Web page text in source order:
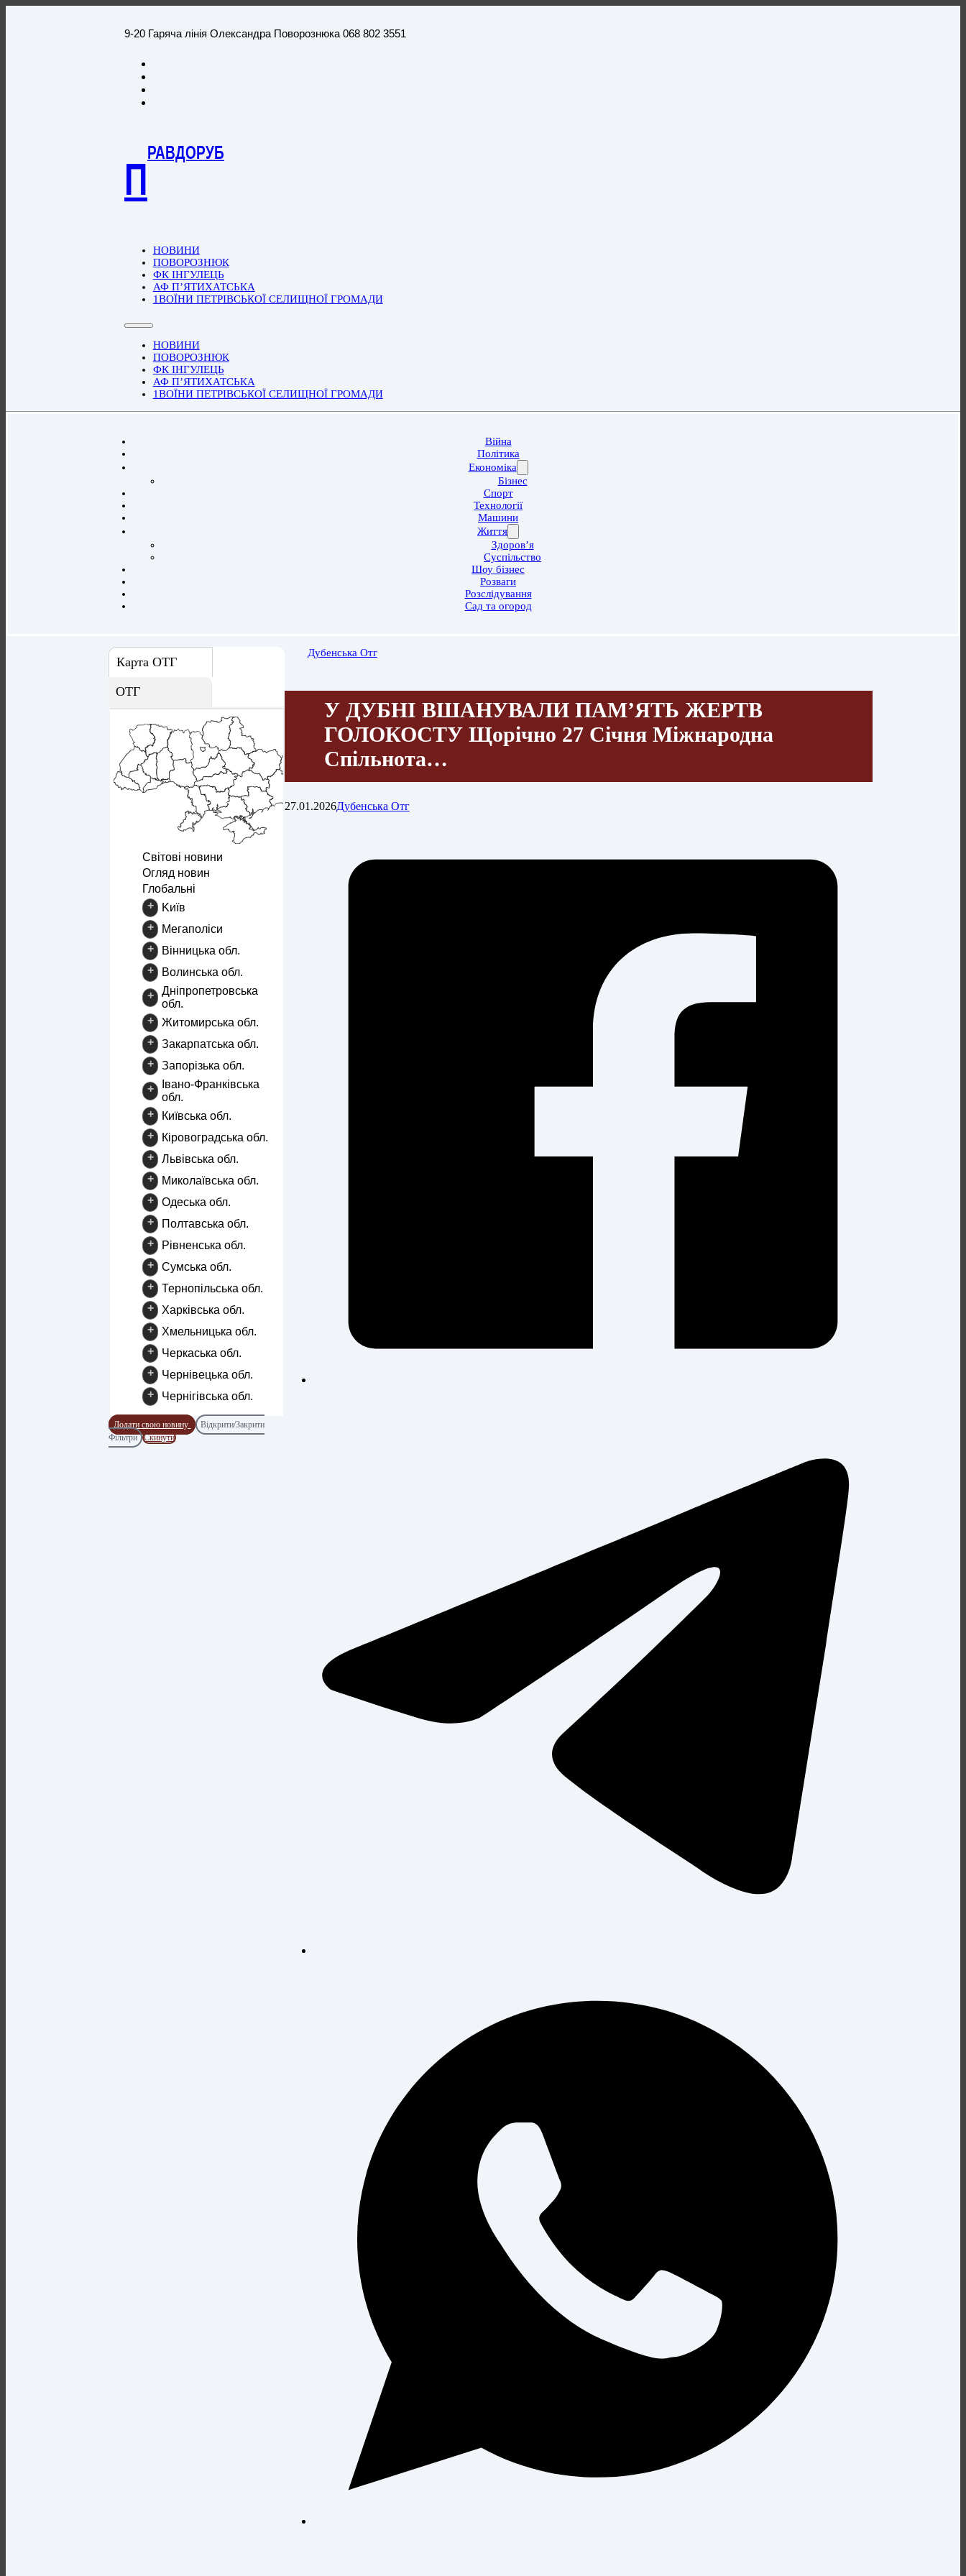
9-20 Гаряча лінія Олександра Поворознюка 068 802 3551
П
РАВДОРУБ
НОВИНИ
ПОВОРОЗНЮК
ФК ІНГУЛЕЦЬ
АФ П’ЯТИХАТСЬКА
1ВОЇНИ ПЕТРІВСЬКОЇ СЕЛИЩНОЇ ГРОМАДИ
НОВИНИ
ПОВОРОЗНЮК
ФК ІНГУЛЕЦЬ
АФ П’ЯТИХАТСЬКА
1ВОЇНИ ПЕТРІВСЬКОЇ СЕЛИЩНОЇ ГРОМАДИ
Війна
Політика
Економіка
Бізнес
Спорт
Технології
Машини
Життя
Здоров’я
Суспільство
Шоу бізнес
Розваги
Розслідування
Сад та огород
Карта ОТГ
ОТГ
Світові новини
Огляд новин
Глобальні
+
Kиїв
+
Mегаполіси
+
Вінницька обл.
+
Волинська обл.
+
Дніпропетровська
обл.
+
Житомирська обл.
+
Закарпатська обл.
+
Запорізька обл.
+
Івано-Франківська
обл.
+
Київська обл.
+
Кіровоградська обл.
+
Львівська обл.
+
Миколаївська обл.
+
Одеська обл.
+
Полтавська обл.
+
Рівненська обл.
+
Сумська обл.
+
Тернопільська обл.
+
Харківська обл.
+
Хмельницька обл.
+
Черкаська обл.
+
Чернівецька обл.
+
Чернігівська обл.
Додати свою новину
Відкрити/Закрити
Фільтри
Скинути
Дубенська Отг
У ДУБНІ ВШАНУВАЛИ ПАМ’ЯТЬ ЖЕРТВ
ГОЛОКОСТУ Щорічно 27 Січня Міжнародна
Спільнота…
27.01.2026Дубенська Отг